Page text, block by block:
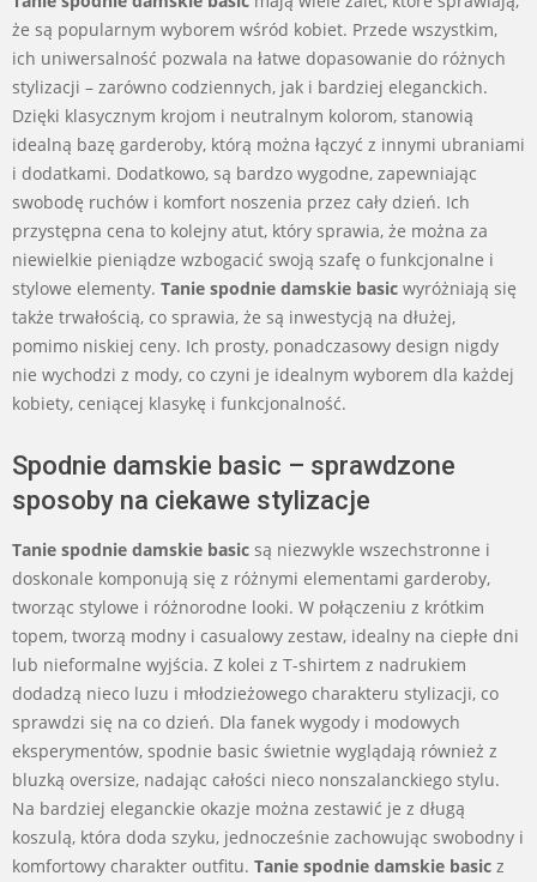
że są popularnym wyborem wśród kobiet. Przede wszystkim,
ich uniwersalność pozwala na łatwe dopasowanie do różnych
stylizacji – zarówno codziennych, jak i bardziej eleganckich.
Dzięki klasycznym krojom i neutralnym kolorom, stanowią
idealną bazę garderoby, którą można łączyć z innymi ubraniami
i dodatkami. Dodatkowo, są bardzo wygodne, zapewniając
swobodę ruchów i komfort noszenia przez cały dzień. Ich
przystępna cena to kolejny atut, który sprawia, że można za
niewielkie pieniądze wzbogacić swoją szafę o funkcjonalne i
stylowe elementy. Tanie spodnie damskie basic wyróżniają się
także trwałością, co sprawia, że są inwestycją na dłużej,
pomimo niskiej ceny. Ich prosty, ponadczasowy design nigdy
nie wychodzi z mody, co czyni je idealnym wyborem dla każdej
kobiety, ceniącej klasykę i funkcjonalność.
Spodnie damskie basic – sprawdzone
sposoby na ciekawe stylizacje
Tanie spodnie damskie basic są niezwykle wszechstronne i
doskonale komponują się z różnymi elementami garderoby,
tworząc stylowe i różnorodne looki. W połączeniu z krótkim
topem, tworzą modny i casualowy zestaw, idealny na ciepłe dni
lub nieformalne wyjścia. Z kolei z T-shirtem z nadrukiem
dodadzą nieco luzu i młodzieżowego charakteru stylizacji, co
sprawdzi się na co dzień. Dla fanek wygody i modowych
eksperymentów, spodnie basic świetnie wyglądają również z
bluzką oversize, nadając całości nieco nonszalanckiego stylu.
Na bardziej eleganckie okazje można zestawić je z długą
koszulą, która doda szyku, jednocześnie zachowując swobodny i
komfortowy charakter outfitu. Tanie spodnie damskie basic z